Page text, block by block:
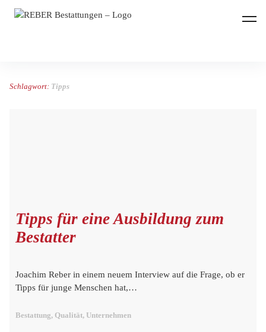
REBER Bestattungen
Schlagwort: Tipps
Tipps für eine Ausbildung zum
Bestatter
Joachim Reber in einem neuem Interview auf die Frage, ob er
Tipps für junge Menschen hat,…
Bestattung, Qualität, Unternehmen